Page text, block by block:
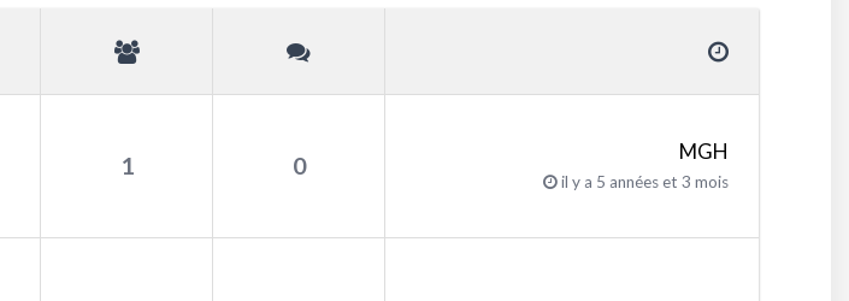
1 0
MGH
il y a 5 années et 3 mois